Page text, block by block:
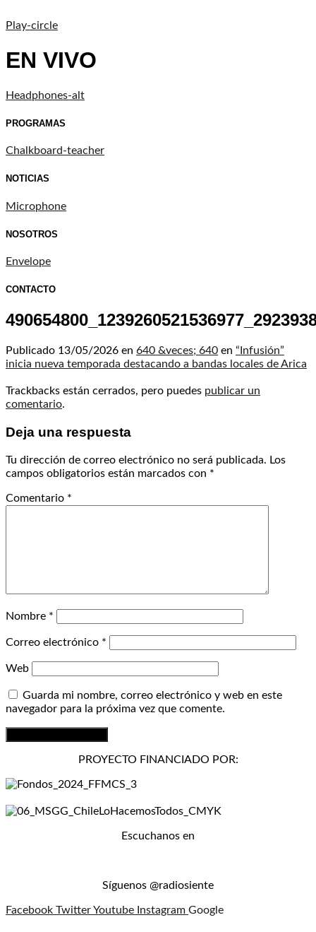
Play-circle
EN VIVO
Headphones-alt
PROGRAMAS
Chalkboard-teacher
NOTICIAS
Microphone
NOSOTROS
Envelope
CONTACTO
Publicado 13/05/2026 en 640 &veces; 640 en “Infusión”
inicia nueva temporada destacando a bandas locales de Arica
Trackbacks están cerrados, pero puedes publicar un
comentario.
Deja una respuesta
Tu dirección de correo electrónico no será publicada. Los
campos obligatorios están marcados con *
Comentario *
Nombre *
Correo electrónico *
Web
Guarda mi nombre, correo electrónico y web en este
navegador para la próxima vez que comente.
PROYECTO FINANCIADO POR:
Escuchanos en
Síguenos @radiosiente
Facebook TwitterYoutube Instagram Google